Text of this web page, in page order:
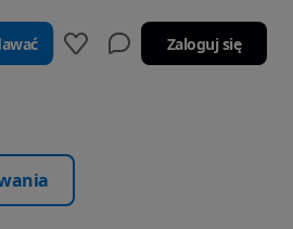
Zaloguj się